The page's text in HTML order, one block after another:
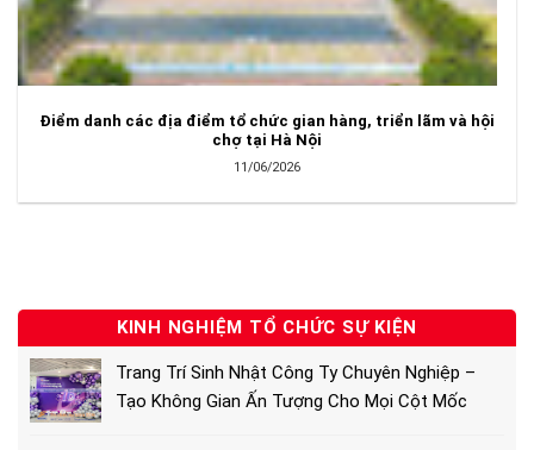
Điểm danh các địa điểm tổ chức gian hàng, triển lãm và hội
chợ tại Hà Nội
11/06/2026
KINH NGHIỆM TỔ CHỨC SỰ KIỆN
Trang Trí Sinh Nhật Công Ty Chuyên Nghiệp –
Tạo Không Gian Ấn Tượng Cho Mọi Cột Mốc